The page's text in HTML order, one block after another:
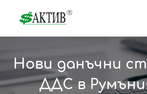
Нови данъчни
ДДС в